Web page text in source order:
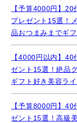
【予算4000円】
プレゼント15選！
品おつまみまでギ
【4000円以内】
ゼント15選！絶品
ギフト好き美容ラ
【予算8000円】
ゼント15選！高級